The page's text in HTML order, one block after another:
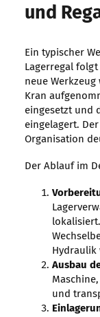
und
Ein typischer
Lagerregal
neue
Kran
eingesetzt und
eingelagert.
Organisation
Der Ablauf im
Ausbau
und